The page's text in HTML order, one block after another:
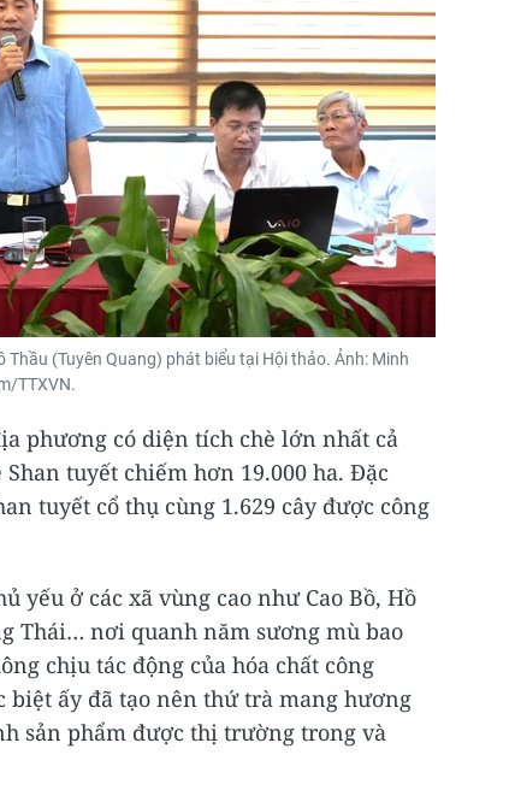
Thầu (Tuyên Quang) phát biểu tại Hội thảo. Ảnh: Minh
TTXVN.
phương có diện tích chè lớn nhất cả
tuyết chiếm hơn 19.000 ha. Đặc
tuyết cổ thụ cùng 1.629 cây được công
yếu ở các xã vùng cao như Cao Bồ, Hồ
Thái… nơi quanh năm sương mù bao
chịu tác động của hóa chất công
ấy đã tạo nên thứ trà mang hương
sản phẩm được thị trường trong và